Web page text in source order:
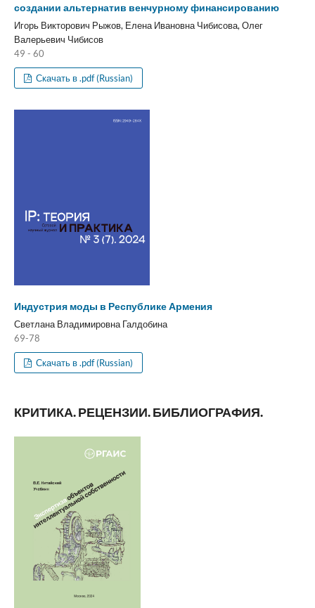
создании альтернатив венчурному финансированию
Игорь Викторович Рыжов, Елена Ивановна Чибисова, Олег
Валерьевич Чибисов
49 - 60
Скачать в .pdf (Russian)
Индустрия моды в Республике Армения
Светлана Владимировна Галдобина
69-78
Скачать в .pdf (Russian)
КРИТИКА. РЕЦЕНЗИИ. БИБЛИОГРАФИЯ.